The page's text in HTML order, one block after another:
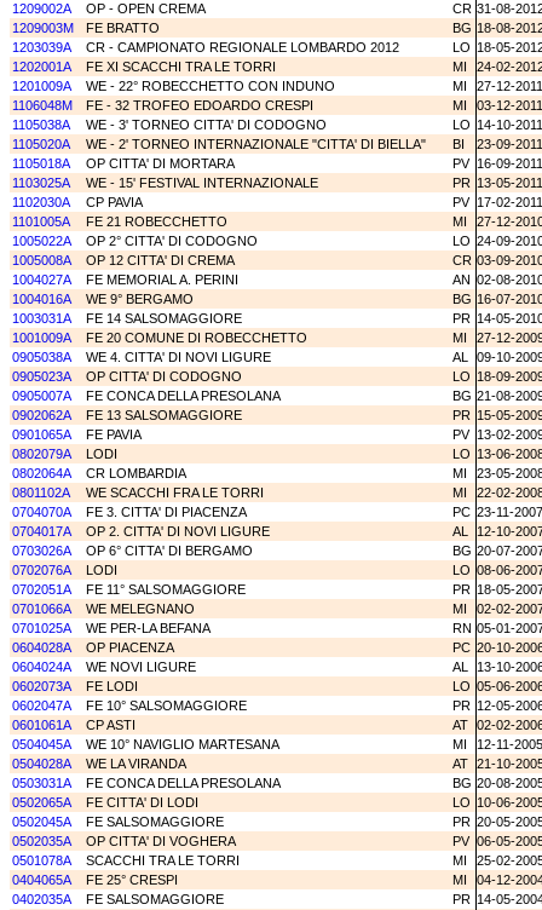
1209002A
OP - OPEN CREMA CR 31-08-
1209003M
FE BRATTO BG 18-08-
1203039A
CR - CAMPIONATO REGIONALE LOMBARDO 2012 LO 18-05-
1202001A
FE XI SCACCHI TRA LE TORRI MI
24-02-
1201009A
WE - 22° ROBECCHETTO CON INDUNO MI
27-12-2011
1106048M
FE - 32 TROFEO EDOARDO CRESPI MI
03-12-2011
1105038A
WE - 3' TORNEO CITTA' DI CODOGNO LO 14-10-2011
1105020A
WE - 2' TORNEO INTERNAZIONALE "CITTA' DI BIELLA" BI
23-09-2011
1105018A
OP CITTA' DI MORTARA PV 16-09-2011
1103025A
WE - 15' FESTIVAL INTERNAZIONALE PR 13-05-2011
1102030A
CP PAVIA PV 17-02-2011
1101005A
FE 21 ROBECCHETTO MI
27-12-
1005022A
OP 2° CITTA' DI CODOGNO LO 24-09-
1005008A
OP 12 CITTA' DI CREMA CR 03-09-
1004027A
FE MEMORIAL A. PERINI AN 02-08-
1004016A
WE 9° BERGAMO BG 16-07-
1003031A
FE 14 SALSOMAGGIORE PR 14-05-
1001009A
FE 20 COMUNE DI ROBECCHETTO MI
27-12-
0905038A
WE 4. CITTA' DI NOVI LIGURE AL
09-10-
0905023A
OP CITTA' DI CODOGNO LO 18-09-
0905007A
FE CONCA DELLA PRESOLANA BG 21-08-
0902062A
FE 13 SALSOMAGGIORE PR 15-05-
0901065A
FE PAVIA PV 13-02-
0802079A
LODI LO 13-06-
0802064A
CR LOMBARDIA MI
23-05-
0801102A
WE SCACCHI FRA LE TORRI MI
22-02-
0704070A
FE 3. CITTA' DI PIACENZA PC 23-11-2007
0704017A
OP 2. CITTA' DI NOVI LIGURE AL
12-10-
0703026A
OP 6° CITTA' DI BERGAMO BG 20-07-
0702076A
LODI LO 08-06-
0702051A
FE 11° SALSOMAGGIORE PR 18-05-
0701066A
WE MELEGNANO MI
02-02-
0701025A
WE PER-LA BEFANA RN 05-01-
0604028A
OP PIACENZA PC 20-10-
0604024A
WE NOVI LIGURE AL
13-10-
0602073A
FE LODI LO 05-06-
0602047A
FE 10° SALSOMAGGIORE PR 12-05-
0601061A
CP ASTI AT 02-02-
0504045A
WE 10° NAVIGLIO MARTESANA MI
12-11-2005
0504028A
WE LA VIRANDA AT 21-10-
0503031A
FE CONCA DELLA PRESOLANA BG 20-08-
0502065A
FE CITTA' DI LODI LO 10-06-
0502045A
FE SALSOMAGGIORE PR 20-05-
0502035A
OP CITTA' DI VOGHERA PV 06-05-
0501078A
SCACCHI TRA LE TORRI MI
25-02-
0404065A
FE 25° CRESPI MI
04-12-
0402035A
FE SALSOMAGGIORE PR 14-05-